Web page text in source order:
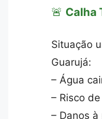
🚨 Calha
Situação
Guarujá:
– Água
– Risco
– Danos à